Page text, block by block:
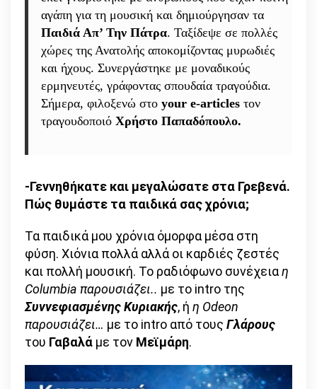
με
μια
βαλίτσα
ώμο
και
ένα
μουσικό
στα
χέρια,
φορές
και
δύο»
αγάπη για τη μουσική και δημιούργησαν τα
Παιδιά Απ’ Την Πάτρα. Ταξίδεψε σε πολλές
χώρες της Ανατολής αποκομίζοντας μυρωδιές
και ήχους. Συνεργάστηκε με μοναδικούς
ερμηνευτές, γράφοντας σπουδαία τραγούδια.
Σήμερα, φιλοξενώ στο your e-articlesτον
τραγουδοποιό Χρήστο Παπαδόπουλο.
-Γεννηθήκατε και μεγαλώσατε στα Γρεβενά.
Πώς θυμάστε τα παιδικά σας χρόνια;
Τα παιδικά μου χρόνια όμορφα μέσα στη
φύση. Χιόνια πολλά αλλά οι καρδιές ζεστές
και πολλή μουσική. Το ραδιόφωνο συνέχειαη
Columbia παρουσιάζει.. με το intro της
Συννεφιασμένης Κυριακής, ή η Odeon
παρουσιάζει… με το intro από τους Γλάρους
του Γαβαλά με τον Μεϊμάρη.